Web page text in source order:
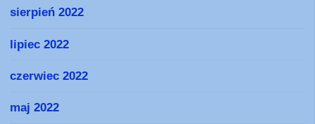
sierpień 2022
lipiec 2022
czerwiec 2022
maj 2022